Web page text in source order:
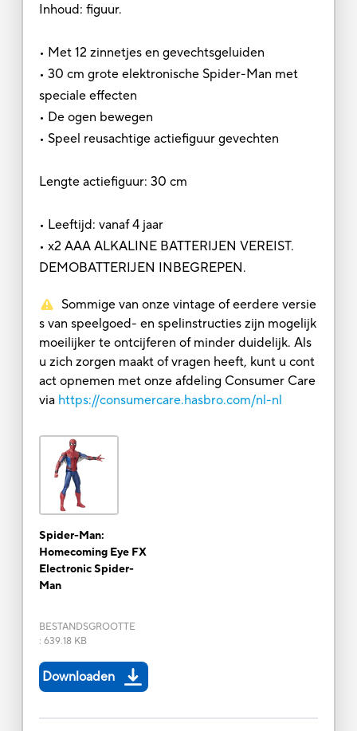
Inhoud: figuur.
• Met 12 zinnetjes en gevechtsgeluiden
• 30 cm grote elektronische Spider-Man met
speciale effecten
• De ogen bewegen
• Speel reusachtige actiefiguur gevechten
Lengte actiefiguur: 30 cm
• Leeftijd: vanaf 4 jaar
• x2 AAA ALKALINE BATTERIJEN VEREIST.
DEMOBATTERIJEN INBEGREPEN.
Sommige van onze vintage of eerdere versie
s van speelgoed- en spelinstructies zijn mogelijk
moeilijker te ontcijferen of minder duidelijk. Als
u zich zorgen maakt of vragen heeft, kunt u cont
act opnemen met onze afdeling Consumer Care
via https://consumercare.hasbro.com/nl-nl
Spider-Man:
Homecoming Eye FX
Electronic Spider-
Man
BESTANDSGROOTTE
: 639.18 KB
Downloaden